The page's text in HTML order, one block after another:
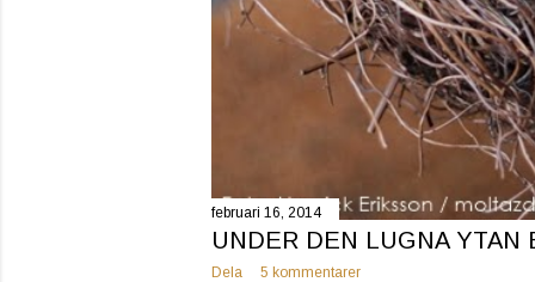
februari 16, 2014
UNDER DEN LUGNA YTAN
Dela 5 kommentarer